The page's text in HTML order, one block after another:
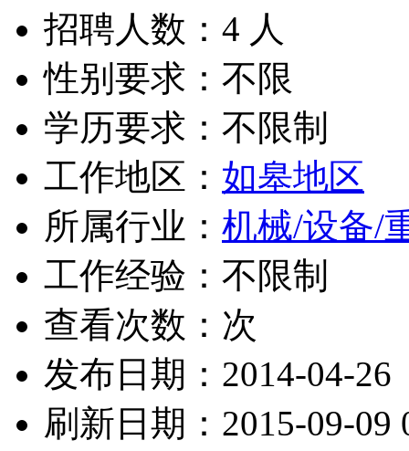
招聘人数：4 人
性别要求：不限
学历要求：不限制
工作地区： 如皋地区
所属行业： 机械/设备/
工作经验：不限制
查看次数： 次
发布日期：2014-04-26
刷新日期：2015-09-09